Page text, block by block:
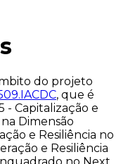
do projeto
, que é
- Capitalização e
Dimensão
e Resiliência no
e Resiliência